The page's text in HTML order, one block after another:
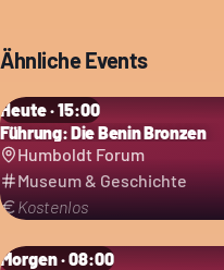
Ähnliche Events
Heute · 15:00
Führung: Die Benin Bronzen
Humboldt Forum
Museum & Geschichte
Kostenlos
Morgen · 08:00